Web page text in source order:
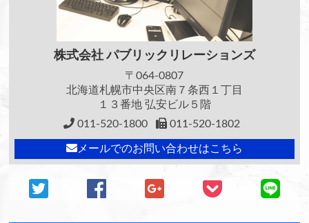
株式会社パブリックリレーションズ
〒064-0807
北海道札幌市中央区南７条西１丁目
１３番地 弘安ビル５階
011-520-1800
011-520-1802
メールでのお問い合わせはこちら